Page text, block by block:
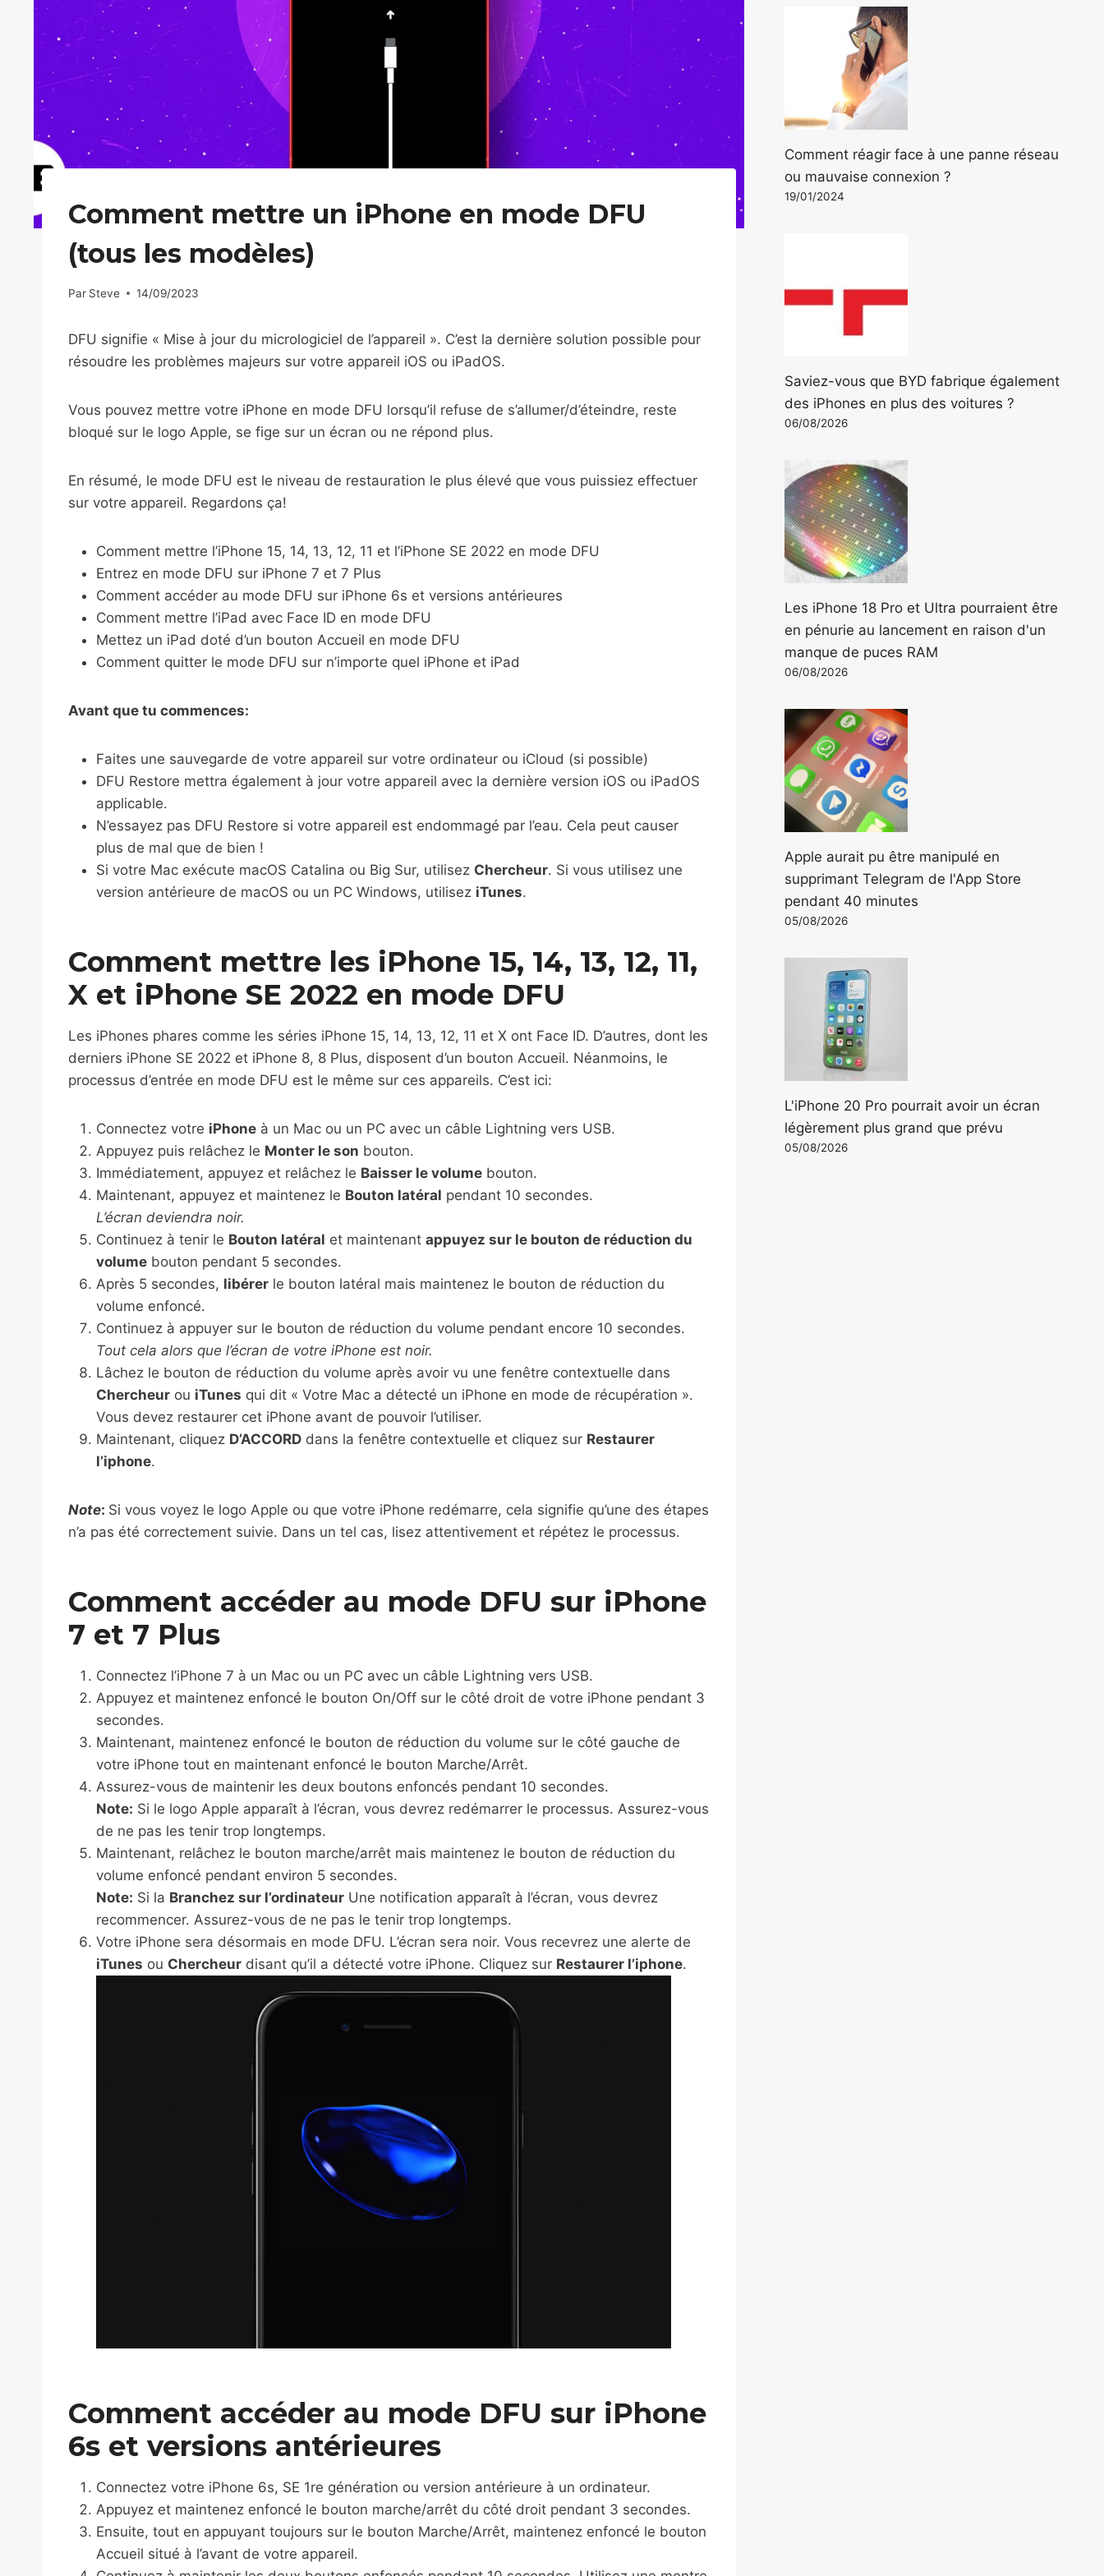
Comment mettre un iPhone en mode DFU
(tous les modèles)
Par Steve 14/09/2023
DFU signifie « Mise à jour du micrologiciel de l’appareil ». C’est la dernière solution possible pour
résoudre les problèmes majeurs sur votre appareil iOS ou iPadOS.
Vous pouvez mettre votre iPhone en mode DFU lorsqu’il refuse de s’allumer/d’éteindre, reste
bloqué sur le logo Apple, se fige sur un écran ou ne répond plus.
En résumé, le mode DFU est le niveau de restauration le plus élevé que vous puissiez effectuer
sur votre appareil. Regardons ça!
Comment mettre l’iPhone 15, 14, 13, 12, 11 et l’iPhone SE 2022 en mode DFU
Entrez en mode DFU sur iPhone 7 et 7 Plus
Comment accéder au mode DFU sur iPhone 6s et versions antérieures
Comment mettre l’iPad avec Face ID en mode DFU
Mettez un iPad doté d’un bouton Accueil en mode DFU
Comment quitter le mode DFU sur n’importe quel iPhone et iPad
Avant que tu commences:
Faites une sauvegarde de votre appareil sur votre ordinateur ou iCloud (si possible)
DFU Restore mettra également à jour votre appareil avec la dernière version iOS ou iPadOS
applicable.
N’essayez pas DFU Restore si votre appareil est endommagé par l’eau. Cela peut causer
plus de mal que de bien !
Si votre Mac exécute macOS Catalina ou Big Sur, utilisez Chercheur. Si vous utilisez une
version antérieure de macOS ou un PC Windows, utilisez iTunes.
Comment mettre les iPhone 15, 14, 13, 12, 11,
X et iPhone SE 2022 en mode DFU
Les iPhones phares comme les séries iPhone 15, 14, 13, 12, 11 et X ont Face ID. D’autres, dont les
derniers iPhone SE 2022 et iPhone 8, 8 Plus, disposent d’un bouton Accueil. Néanmoins, le
processus d’entrée en mode DFU est le même sur ces appareils. C’est ici:
Connectez votre iPhone à un Mac ou un PC avec un câble Lightning vers USB.
Appuyez puis relâchez le Monter le son bouton.
Immédiatement, appuyez et relâchez le Baisser le volume bouton.
Maintenant, appuyez et maintenez le Bouton latéral pendant 10 secondes.
L’écran deviendra noir.
Continuez à tenir le Bouton latéral et maintenant appuyez sur le bouton de réduction du
volume bouton pendant 5 secondes.
Après 5 secondes, libérer le bouton latéral mais maintenez le bouton de réduction du
volume enfoncé.
Continuez à appuyer sur le bouton de réduction du volume pendant encore 10 secondes.
Tout cela alors que l’écran de votre iPhone est noir.
Lâchez le bouton de réduction du volume après avoir vu une fenêtre contextuelle dans
Chercheur ou iTunes qui dit « Votre Mac a détecté un iPhone en mode de récupération ».
Vous devez restaurer cet iPhone avant de pouvoir l’utiliser.
Maintenant, cliquez D’ACCORD dans la fenêtre contextuelle et cliquez sur Restaurer
l’iphone.
Note: Si vous voyez le logo Apple ou que votre iPhone redémarre, cela signifie qu’une des étapes
n’a pas été correctement suivie. Dans un tel cas, lisez attentivement et répétez le processus.
Comment accéder au mode DFU sur iPhone
7 et 7 Plus
Connectez l’iPhone 7 à un Mac ou un PC avec un câble Lightning vers USB.
Appuyez et maintenez enfoncé le bouton On/Off sur le côté droit de votre iPhone pendant 3
secondes.
Maintenant, maintenez enfoncé le bouton de réduction du volume sur le côté gauche de
votre iPhone tout en maintenant enfoncé le bouton Marche/Arrêt.
Assurez-vous de maintenir les deux boutons enfoncés pendant 10 secondes.
Note: Si le logo Apple apparaît à l’écran, vous devrez redémarrer le processus. Assurez-vous
de ne pas les tenir trop longtemps.
Maintenant, relâchez le bouton marche/arrêt mais maintenez le bouton de réduction du
volume enfoncé pendant environ 5 secondes.
Note: Si la Branchez sur l’ordinateur Une notification apparaît à l’écran, vous devrez
recommencer. Assurez-vous de ne pas le tenir trop longtemps.
Votre iPhone sera désormais en mode DFU. L’écran sera noir. Vous recevrez une alerte de
iTunes ou Chercheur disant qu’il a détecté votre iPhone. Cliquez sur Restaurer l’iphone.
Comment accéder au mode DFU sur iPhone
6s et versions antérieures
Connectez votre iPhone 6s, SE 1re génération ou version antérieure à un ordinateur.
Appuyez et maintenez enfoncé le bouton marche/arrêt du côté droit pendant 3 secondes.
Ensuite, tout en appuyant toujours sur le bouton Marche/Arrêt, maintenez enfoncé le bouton
Accueil situé à l’avant de votre appareil.
Comment réagir face à une panne réseau
ou mauvaise connexion ?
19/01/2024
Saviez-vous que BYD fabrique également
des iPhones en plus des voitures ?
06/08/2026
Les iPhone 18 Pro et Ultra pourraient être
en pénurie au lancement en raison d'un
manque de puces RAM
06/08/2026
Apple aurait pu être manipulé en
supprimant Telegram de l'App Store
pendant 40 minutes
05/08/2026
L'iPhone 20 Pro pourrait avoir un écran
légèrement plus grand que prévu
05/08/2026